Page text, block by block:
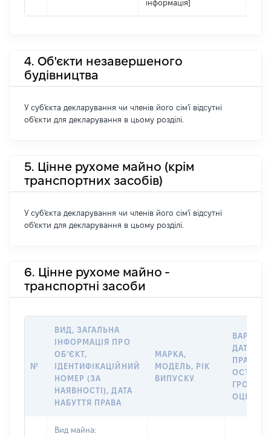
інформація]
4. Об'єкти незавершеного
будівництва
У суб'єкта декларування чи членів його сім'ї відсутні
об'єкти для декларування в цьому розділі.
5. Цінне рухоме майно (крім
транспортних засобів)
У суб'єкта декларування чи членів його сім'ї відсутні
об'єкти для декларування в цьому розділі.
6. Цінне рухоме майно -
транспортні засоби
№
ВИД, ЗАГАЛЬНА
ІНФОРМАЦІЯ ПРО
ОБʼЄКТ,
ІДЕНТИФІКАЦІЙНИЙ
НОМЕР (ЗА
НАЯВНОСТІ), ДАТА
НАБУТТЯ ПРАВА
МАРКА,
МОДЕЛЬ, РІК
ВИПУСКУ
ДАТУ
ПРАВА
Вид майна: